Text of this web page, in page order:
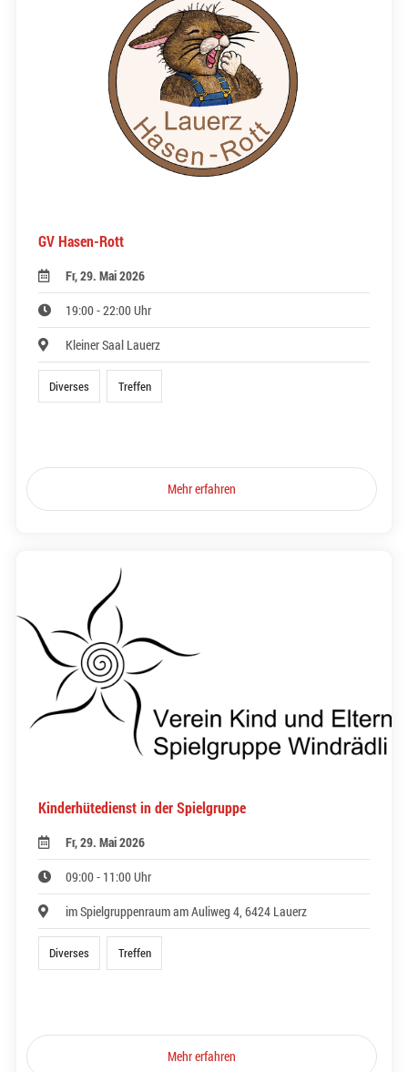
GV Hasen-Rott
Fr, 29. Mai 2026
19:00 - 22:00 Uhr
Kleiner Saal Lauerz
Diverses Treffen
Mehr erfahren
Kinderhütedienst in der Spielgruppe
Fr, 29. Mai 2026
09:00 - 11:00 Uhr
im Spielgruppenraum am Auliweg 4, 6424 Lauerz
Diverses Treffen
Mehr erfahren